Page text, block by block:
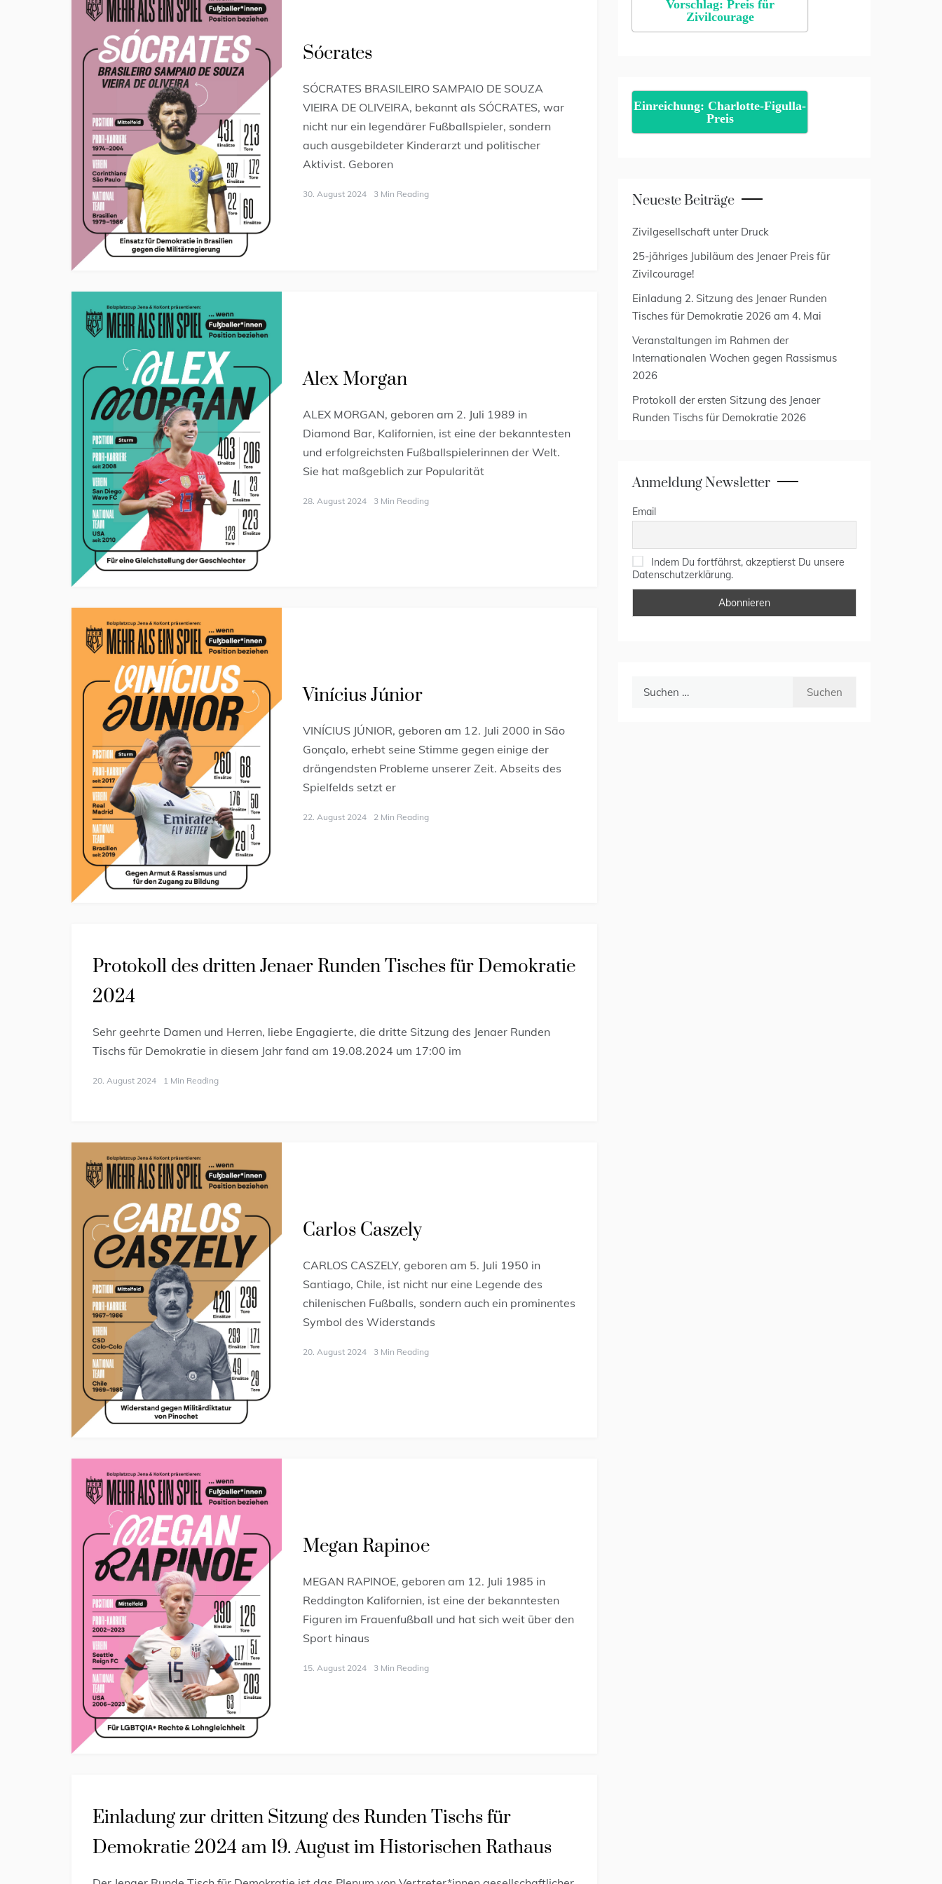
Sócrates
SÓCRATES BRASILEIRO SAMPAIO DE SOUZA
VIEIRA DE OLIVEIRA, bekannt als SÓCRATES, war
nicht nur ein legendärer Fußballspieler, sondern
auch ausgebildeter Kinderarzt und politischer
Aktivist. Geboren
30. August 2024 3 Min Reading
Alex Morgan
ALEX MORGAN, geboren am 2. Juli 1989 in
Diamond Bar, Kalifornien, ist eine der bekanntesten
und erfolgreichsten Fußballspielerinnen der Welt.
Sie hat maßgeblich zur Popularität
28. August 2024 3 Min Reading
Vinícius Júnior
VINÍCIUS JÚNIOR, geboren am 12. Juli 2000 in São
Gonçalo, erhebt seine Stimme gegen einige der
drängendsten Probleme unserer Zeit. Abseits des
Spielfelds setzt er
22. August 2024 2 Min Reading
Protokoll des dritten Jenaer Runden Tisches für Demokratie
2024
Sehr geehrte Damen und Herren, liebe Engagierte, die dritte Sitzung des Jenaer Runden
Tischs für Demokratie in diesem Jahr fand am 19.08.2024 um 17:00 im
20. August 2024 1 Min Reading
Carlos Caszely
CARLOS CASZELY, geboren am 5. Juli 1950 in
Santiago, Chile, ist nicht nur eine Legende des
chilenischen Fußballs, sondern auch ein prominentes
Symbol des Widerstands
20. August 2024 3 Min Reading
Megan Rapinoe
MEGAN RAPINOE, geboren am 12. Juli 1985 in
Reddington Kalifornien, ist eine der bekanntesten
Figuren im Frauenfußball und hat sich weit über den
Sport hinaus
15. August 2024 3 Min Reading
Einladung zur dritten Sitzung des Runden Tischs für
Demokratie 2024 am 19. August im Historischen Rathaus
Vorschlag: Preis für
Zivilcourage
Einreichung: Charlotte-Figulla-
Preis
Neueste Beiträge
Zivilgesellschaft unter Druck
25-jähriges Jubiläum des Jenaer Preis für
Zivilcourage!
Einladung 2. Sitzung des Jenaer Runden
Tisches für Demokratie 2026 am 4. Mai
Veranstaltungen im Rahmen der
Internationalen Wochen gegen Rassismus
2026
Protokoll der ersten Sitzung des Jenaer
Runden Tischs für Demokratie 2026
Anmeldung Newsletter
Email
Indem Du fortfährst, akzeptierst Du unsere
Datenschutzerklärung.